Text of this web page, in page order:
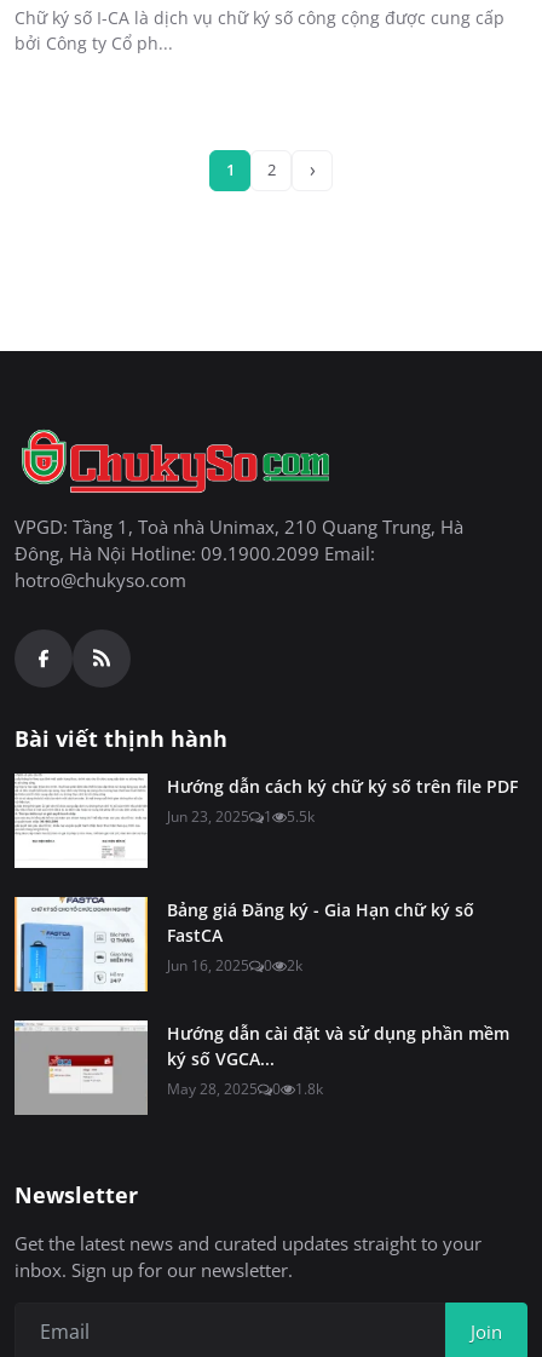
Chữ ký số I-CA là dịch vụ chữ ký số công cộng được cung cấp
bởi Công ty Cổ ph...
1 2 ›
VPGD: Tầng 1, Toà nhà Unimax, 210 Quang Trung, Hà
Đông, Hà Nội Hotline: 09.1900.2099 Email:
hotro@chukyso.com
Bài viết thịnh hành
Hướng dẫn cách ký chữ ký số trên file PDF
Jun 23, 2025 1 5.5k
Bảng giá Đăng ký - Gia Hạn chữ ký số
FastCA
Jun 16, 2025 0 2k
Hướng dẫn cài đặt và sử dụng phần mềm
ký số VGCA...
May 28, 2025 0 1.8k
Newsletter
Get the latest news and curated updates straight to your
inbox. Sign up for our newsletter.
Join